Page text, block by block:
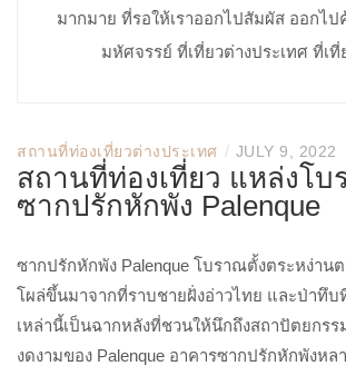
มากมาย ที่รอให้เราออกไปสัมผัส ออกไ
มหัศจรรย์ ที่เที่ยวต่างประเทศ ที่เที่
สถานที่ท่องเที่ยวต่างประเทศ / JULY 9, 2022
สถานที่ท่องเที่ยว แหล่งโ
ซากปรักหักพัง Palenque
ซากปรักหักพัง Palenque โบราณตั้งตระหง่าน
โผล่ขึ้นมาจากที่ราบชายฝั่งอ่าวไทย และป่าทึบ
เหล่านี้เป็นฉากหลังที่ชวนให้นึกถึงสถาปัตยกร
งดงามของ Palenque อาคารซากปรักหักพังหล